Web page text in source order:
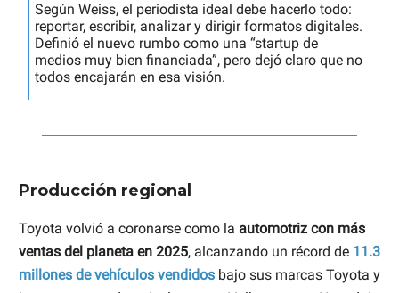
Según Weiss, el periodista ideal debe hacerlo todo:
reportar, escribir, analizar y dirigir formatos digitales.
Definió el nuevo rumbo como una “startup de
medios muy bien financiada”, pero dejó claro que no
todos encajarán en esa visión.
Producción regional
Toyota volvió a coronarse como la automotriz con más
ventas del planeta en 2025, alcanzando un récord de 11.3
millones de vehículos vendidos bajo sus marcas Toyota y